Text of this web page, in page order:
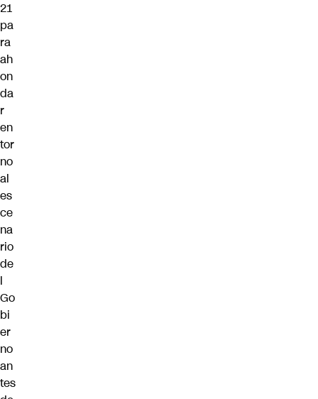
21
pa
ra
ah
on
da
r
en
tor
no
al
es
ce
na
rio
de
l
Go
bi
er
no
an
tes